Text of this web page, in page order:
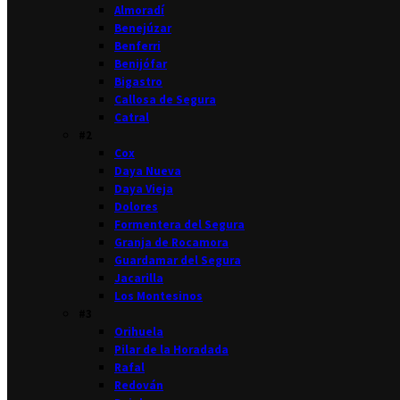
Almoradí
Benejúzar
Benferri
Benijófar
Bigastro
Callosa de Segura
Catral
Cox
Daya Nueva
Daya Vieja
Dolores
Formentera del Segura
Granja de Rocamora
Guardamar del Segura
Jacarilla
Los Montesinos
Orihuela
Pilar de la Horadada
Rafal
Redován